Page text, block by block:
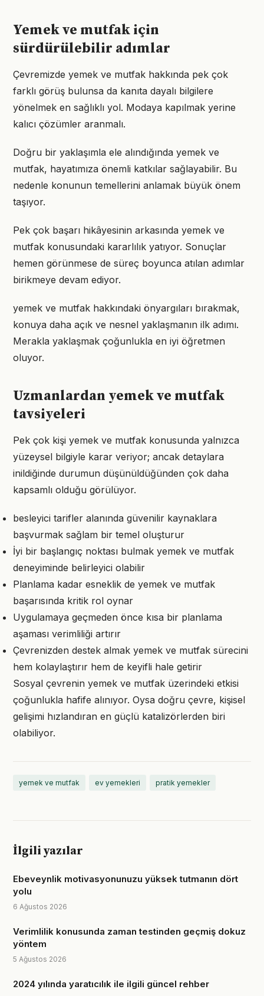
Yemek ve mutfak için
sürdürülebilir adımlar
Çevremizde yemek ve mutfak hakkında pek çok
farklı görüş bulunsa da kanıta dayalı bilgilere
yönelmek en sağlıklı yol. Modaya kapılmak yerine
kalıcı çözümler aranmalı.
Doğru bir yaklaşımla ele alındığında yemek ve
mutfak, hayatımıza önemli katkılar sağlayabilir. Bu
nedenle konunun temellerini anlamak büyük önem
taşıyor.
Pek çok başarı hikâyesinin arkasında yemek ve
mutfak konusundaki kararlılık yatıyor. Sonuçlar
hemen görünmese de süreç boyunca atılan adımlar
birikmeye devam ediyor.
yemek ve mutfak hakkındaki önyargıları bırakmak,
konuya daha açık ve nesnel yaklaşmanın ilk adımı.
Merakla yaklaşmak çoğunlukla en iyi öğretmen
oluyor.
Uzmanlardan yemek ve mutfak
tavsiyeleri
Pek çok kişi yemek ve mutfak konusunda yalnızca
yüzeysel bilgiyle karar veriyor; ancak detaylara
inildiğinde durumun düşünüldüğünden çok daha
kapsamlı olduğu görülüyor.
besleyici tarifler alanında güvenilir kaynaklara
başvurmak sağlam bir temel oluşturur
İyi bir başlangıç noktası bulmak yemek ve mutfak
deneyiminde belirleyici olabilir
Planlama kadar esneklik de yemek ve mutfak
başarısında kritik rol oynar
Uygulamaya geçmeden önce kısa bir planlama
aşaması verimliliği artırır
Çevrenizden destek almak yemek ve mutfak sürecini
hem kolaylaştırır hem de keyifli hale getirir
Sosyal çevrenin yemek ve mutfak üzerindeki etkisi
çoğunlukla hafife alınıyor. Oysa doğru çevre, kişisel
gelişimi hızlandıran en güçlü katalizörlerden biri
olabiliyor.
yemek ve mutfak ev yemekleri pratik yemekler
İlgili yazılar
Ebeveynlik motivasyonunuzu yüksek tutmanın dört
yolu
6 Ağustos 2026
Verimlilik konusunda zaman testinden geçmiş dokuz
yöntem
5 Ağustos 2026
2024 yılında yaratıcılık ile ilgili güncel rehber